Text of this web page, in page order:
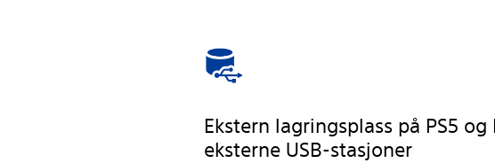
Ekstern lagringsplass på PS5 og
eksterne USB-stasjoner